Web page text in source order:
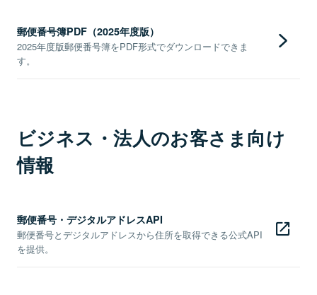
郵便番号簿PDF（2025年度版）
2025年度版郵便番号簿をPDF形式でダウンロードできま
す。
ビジネス・法人のお客さま向け
情報
郵便番号・デジタルアドレスAPI
郵便番号とデジタルアドレスから住所を取得できる公式API
を提供。